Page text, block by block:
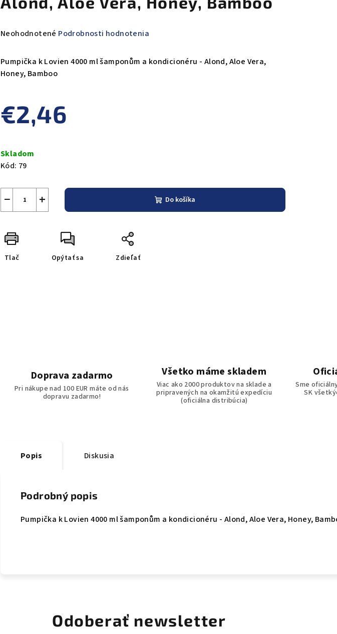
Priemerné
produktu
je
hviezdičiek.
Neohodnotené Podrobnosti hodnotenia
Pumpička k Lovien 4000 ml šamponům a kondicionéru - Alond, Aloe Vera,
Honey, Bamboo
€2,46
cena:
Skladom
Kód: 79
+
− Do košíka
Tlač Opýtať sa Zdieľať
Doprava zadarmo
Pri nákupe nad 100 EUR máte od nás
dopravu zadarmo!
Všetko máme skladem
Viac ako 2000 produktov na sklade a
pripravených na okamžitú expedíciu
(oficiálna distribúcia)
Sme
SK
Popis Diskusia
Podrobný popis
Pumpička k Lovien 4000 ml šamponům a kondicionéru - Alond, Aloe Vera, Honey,
Odoberať newsletter